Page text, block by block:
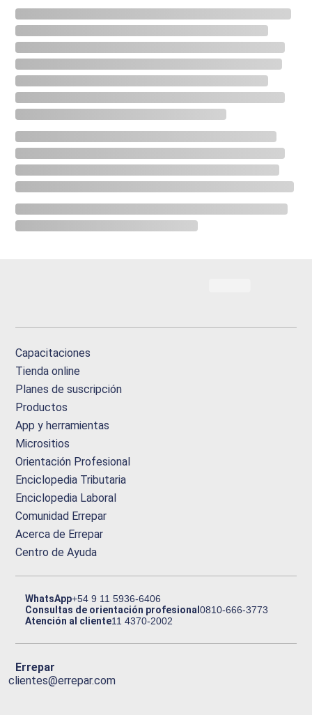
Capacitaciones
Tienda online
Planes de suscripción
Productos
App y herramientas
Micrositios
Orientación Profesional
Enciclopedia Tributaria
Enciclopedia Laboral
Comunidad Errepar
Acerca de Errepar
Centro de Ayuda
WhatsApp+54 9 11 5936-6406
Consultas de orientación profesional0810-666-3773
Atención al cliente11 4370-2002
Errepar
clientes@errepar.com